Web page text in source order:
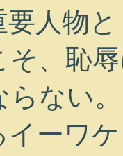
要人物
そ、恥
らない
ーワ